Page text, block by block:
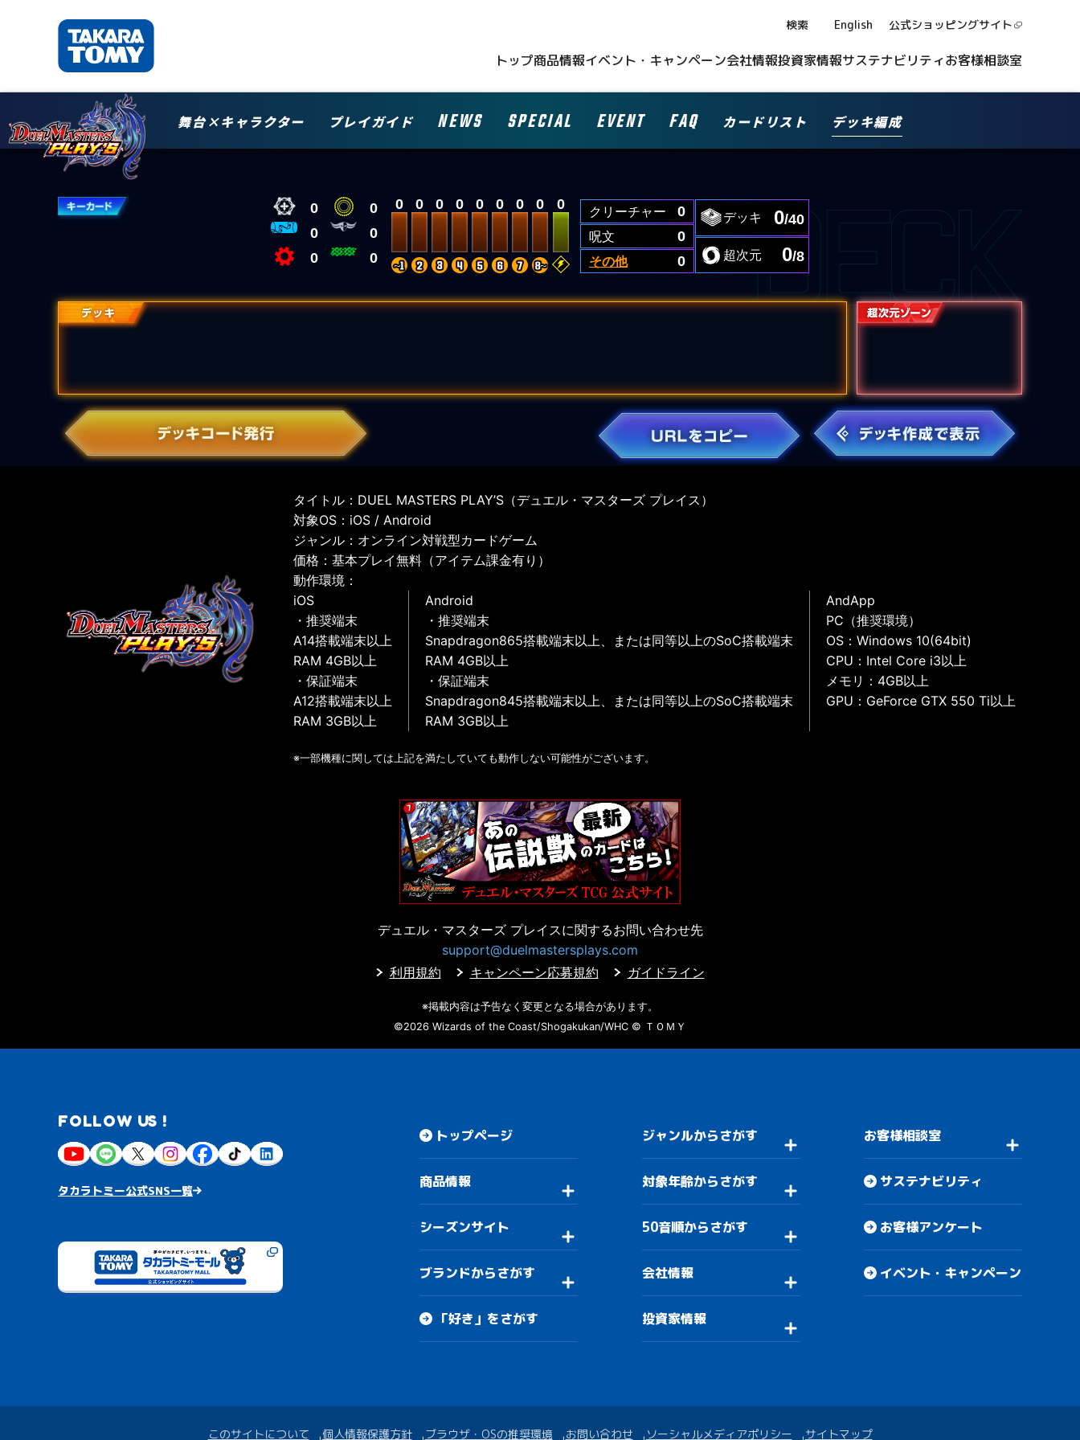
検索 English 公式ショッピングサイト
トップ商品情報イベント・キャンペーン会社情報投資家情報サステナビリティお客様相談室
舞台×キャラクター プレイガイド NEWS SPECIAL EVENT FAQ カードリスト デッキ編成
0
0
0
0
0
0
0 0 0 0 0 0 0 0 0 クリーチャー
0
呪文
0
その他
0
デッキ 0/40
超次元 0/8
タイトル：DUEL MASTERS PLAY’S（デュエル・マスターズ プレイス）
対象OS：iOS / Android
ジャンル：オンライン対戦型カードゲーム
価格：基本プレイ無料（アイテム課金有り）
動作環境：
iOS
・推奨端末
A14搭載端末以上
RAM 4GB以上
・保証端末
A12搭載端末以上
RAM 3GB以上
Android
・推奨端末
Snapdragon865搭載端末以上、または同等以上のSoC搭載端末
RAM 4GB以上
・保証端末
Snapdragon845搭載端末以上、または同等以上のSoC搭載端末
RAM 3GB以上
AndApp
PC（推奨環境）
OS：Windows 10(64bit)
CPU：Intel Core i3以上
メモリ：4GB以上
GPU：GeForce GTX 550 Ti以上
※一部機種に関しては上記を満たしていても動作しない可能性がございます。
デュエル・マスターズ プレイスに関するお問い合わせ先
support@duelmastersplays.com
利用規約
キャンペーン応募規約 ガイドライン
※掲載内容は予告なく変更となる場合があります。
©2026 Wizards of the Coast/Shogakukan/WHC © ＴＯＭＹ
FOLLOW US !
タカラトミー公式SNS一覧
トップページ
商品情報
シーズンサイト
ブランドからさがす
「好き」をさがす
ジャンルからさがす
対象年齢からさがす
50音順からさがす
会社情報
投資家情報
お客様相談室
サステナビリティ
お客様アンケート
イベント・キャンペーン
このサイトについて 個人情報保護方針 ブラウザ・OSの推奨環境 お問い合わせ ソーシャルメディアポリシー サイトマップ